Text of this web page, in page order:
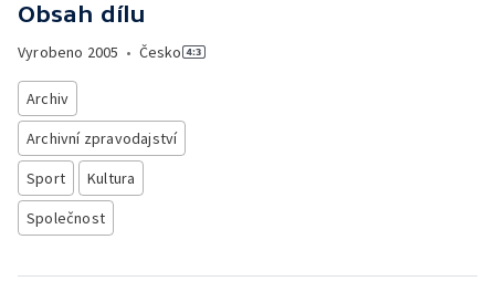
Obsah dílu
Vyrobeno 2005 • Česko
Archiv
Archivní zpravodajství
Sport
Kultura
Společnost